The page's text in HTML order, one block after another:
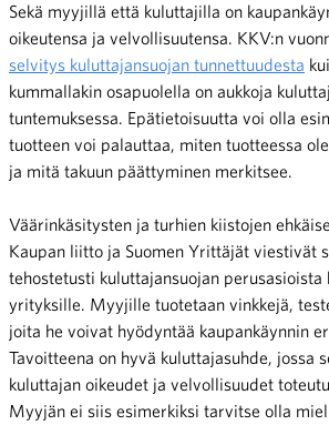
Sekä myyjillä että kuluttajilla on
oikeutensa ja velvollisuutensa. KKV:n
selvitys kuluttajansuojan tunnettuudesta
kummallakin osapuolella on aukkoja
tuntemuksessa. Epätietoisuutta voi olla
tuotteen voi palauttaa, miten tuotteessa
ja mitä takuun päättyminen merkitsee.
Väärinkäsitysten ja turhien kiistojen
Kaupan liitto ja Suomen Yrittäjät viestivät
tehostetusti kuluttajansuojan perusasioista
yrityksille. Myyjille tuotetaan vinkkejä,
joita he voivat hyödyntää kaupankäynnin
Tavoitteena on hyvä kuluttajasuhde, jossa
kuluttajan oikeudet ja velvollisuudet
Myyjän ei siis esimerkiksi tarvitse olla